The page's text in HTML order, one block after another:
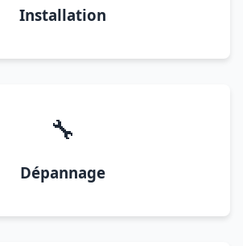
Installation
🔧
Dépannage